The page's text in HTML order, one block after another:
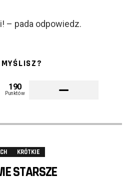
– pada odpowiedz.
MYŚLISZ?
190
Punktów
KRÓTKIE
STARSZE